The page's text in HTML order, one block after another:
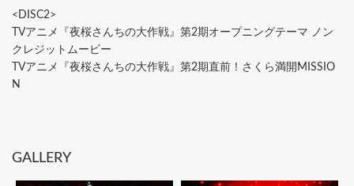
<DISC2>
TVアニメ『夜桜さんちの大作戦』第2期オープニングテーマ ノン
クレジットムービー
TVアニメ『夜桜さんちの大作戦』第2期直前！さくら満開MISSIO
N
GALLERY